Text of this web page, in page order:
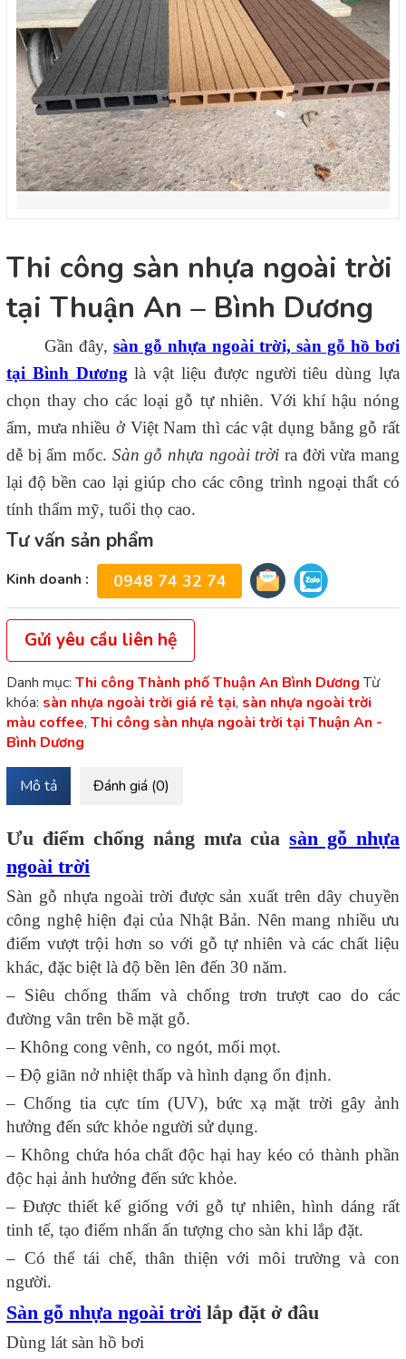
Thi công sàn nhựa ngoài trời
tại Thuận An – Bình Dương
Gần đây, sàn gỗ nhựa ngoài trời, sàn gỗ hồ bơi
tại Bình Dươnglà vật liệu được người tiêu dùng lựa
chọn thay cho các loại gỗ tự nhiên. Với khí hậu nóng
ẩm, mưa nhiều ở Việt Nam thì các vật dụng bằng gỗ rất
dễ bị ẩm mốc. Sàn gỗ nhựa ngoài trời ra đời vừa mang
lại độ bền cao lại giúp cho các công trình ngoại thất có
tính thẩm mỹ, tuổi thọ cao.
Tư vấn sản phẩm
Kinh doanh : 0948 74 32 74
Gửi yêu cầu liên hệ
Danh mục: Thi công Thành phố Thuận An Bình Dương Từ
khóa: sàn nhựa ngoài trời giá rẻ tại, sàn nhựa ngoài trời
màu coffee, Thi công sàn nhựa ngoài trời tại Thuận An -
Bình Dương
Mô tả Đánh giá (0)
Ưu điểm chống nắng mưa củasàn gỗ nhựa
ngoài trời
Sàn gỗ nhựa ngoài trời được sản xuất trên dây chuyền
công nghệ hiện đại của Nhật Bản. Nên mang nhiều ưu
điểm vượt trội hơn so với gỗ tự nhiên và các chất liệu
khác, đặc biệt là độ bền lên đến 30 năm.
– Siêu chống thấm và chống trơn trượt cao do các
đường vân trên bề mặt gỗ.
– Không cong vênh, co ngót, mối mọt.
– Độ giãn nở nhiệt thấp và hình dạng ổn định.
– Chống tia cực tím (UV), bức xạ mặt trời gây ảnh
hưởng đến sức khỏe người sử dụng.
– Không chứa hóa chất độc hại hay kéo có thành phần
độc hại ảnh hưởng đến sức khỏe.
– Được thiết kế giống với gỗ tự nhiên, hình dáng rất
tinh tế, tạo điểm nhấn ấn tượng cho sàn khi lắp đặt.
– Có thể tái chế, thân thiện với môi trường và con
người.
Sàn gỗ nhựa ngoài trời lắp đặt ở đâu
Dùng lát sàn hồ bơi